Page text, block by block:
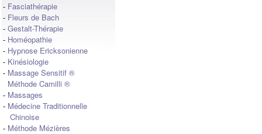
- Fasciathérapie
- Fleurs de Bach
- Gestalt-Thérapie
- Homéopathie
- Hypnose Ericksonienne
- Kinésiologie
- Massage Sensitif ®
Méthode Camilli ®
- Massages
- Médecine Traditionnelle
Chinoise
- Méthode Mézières